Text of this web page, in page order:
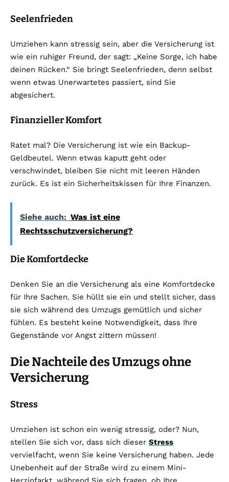
Seelenfrieden
Umziehen kann stressig sein, aber die Versicherung ist
wie ein ruhiger Freund, der sagt: „Keine Sorge, ich habe
deinen Rücken.“ Sie bringt Seelenfrieden, denn selbst
wenn etwas Unerwartetes passiert, sind Sie
abgesichert.
Finanzieller Komfort
Ratet mal? Die Versicherung ist wie ein Backup-
Geldbeutel. Wenn etwas kaputt geht oder
verschwindet, bleiben Sie nicht mit leeren Händen
zurück. Es ist ein Sicherheitskissen für Ihre Finanzen.
Siehe auch: Was ist eine
Rechtsschutzversicherung?
Die Komfortdecke
Denken Sie an die Versicherung als eine Komfortdecke
für Ihre Sachen. Sie hüllt sie ein und stellt sicher, dass
sie sich während des Umzugs gemütlich und sicher
fühlen. Es besteht keine Notwendigkeit, dass Ihre
Gegenstände vor Angst zittern müssen!
Die Nachteile des Umzugs ohne
Versicherung
Stress
Umziehen ist schon ein wenig stressig, oder? Nun,
stellen Sie sich vor, dass sich dieser Stress
vervielfacht, wenn Sie keine Versicherung haben. Jede
Unebenheit auf der Straße wird zu einem Mini-